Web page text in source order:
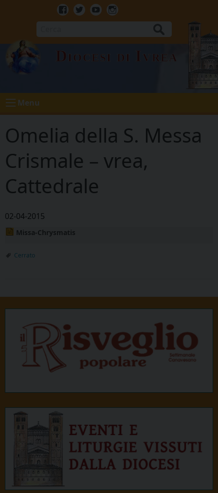
Facebook
TwitterYoutubeInstagram
Diocesi di Ivrea
Menu
Omelia della S. Messa
Crismale – vrea,
Cattedrale
02-04-2015
Missa-Chrysmatis
Cerrato